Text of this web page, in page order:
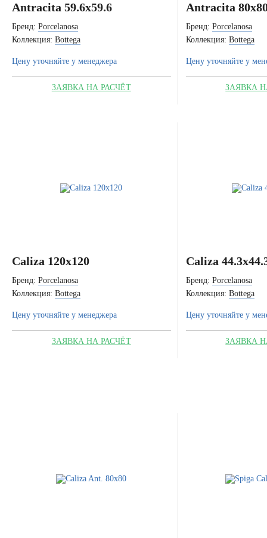
Antracita 59.6x59.6
Бренд: Porcelanosa
Коллекция: Bottega
Цену уточняйте у менеджера
ЗАЯВКА НА РАСЧЁТ
Antracita
Бренд: Porcelanosa
Коллекция: Bottega
Цену уточняйте у
ЗАЯВКА
Caliza 120x120
Бренд: Porcelanosa
Коллекция: Bottega
Цену уточняйте у менеджера
ЗАЯВКА НА РАСЧЁТ
Caliza
Бренд: Porcelanosa
Коллекция: Bottega
Цену уточняйте у
ЗАЯВКА